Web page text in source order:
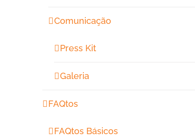
Comunicação
Press Kit
Galeria
FAQtos
FAQtos Básicos